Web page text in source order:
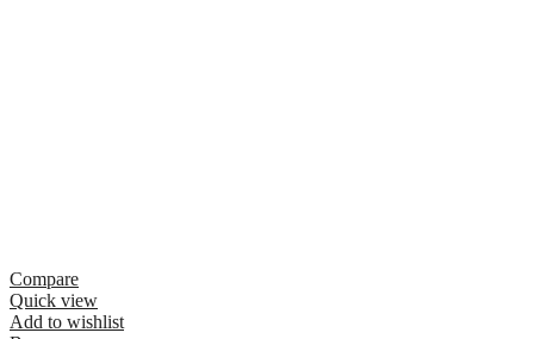
Compare
Quick view
Add to wishlist